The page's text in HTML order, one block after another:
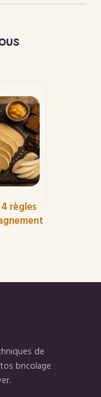
règles
de
bricolage